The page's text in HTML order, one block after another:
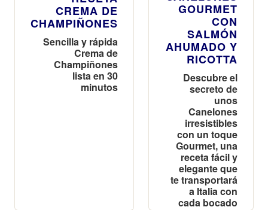
CREMA DE
CHAMPIÑONES
Sencilla y rápida
Crema de
Champiñones
lista en 30
minutos
GOURMET
CON
SALMÓN
AHUMADO Y
RICOTTA
Descubre el
secreto de
unos
Canelones
irresistibles
con un toque
Gourmet, una
receta fácil y
elegante que
te transportará
a Italia con
cada bocado